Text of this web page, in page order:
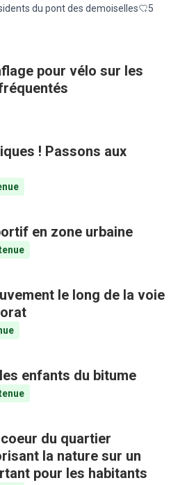
du pont des demoiselles
5
pour vélo sur les
! Passons aux
en zone urbaine
le long de la voie
enfants du bitume
du quartier
la nature sur un
pour les habitants